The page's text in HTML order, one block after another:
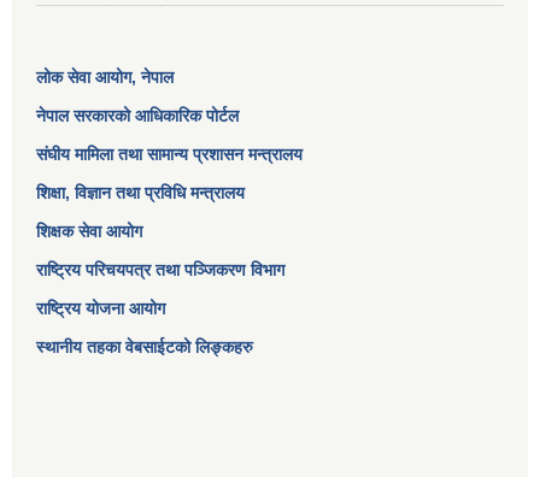
लोक सेवा आयोग, नेपाल
नेपाल सरकारको आधिकारिक पोर्टल
संघीय मामिला तथा सामान्य प्रशासन मन्त्रालय
शिक्षा, विज्ञान तथा प्रविधि मन्त्रालय
शिक्षक सेवा आयोग
राष्ट्रिय परिचयपत्र तथा पञ्जिकरण विभाग
राष्ट्रिय योजना आयोग
स्थानीय तहका वेबसाईटको लिङ्कहरु